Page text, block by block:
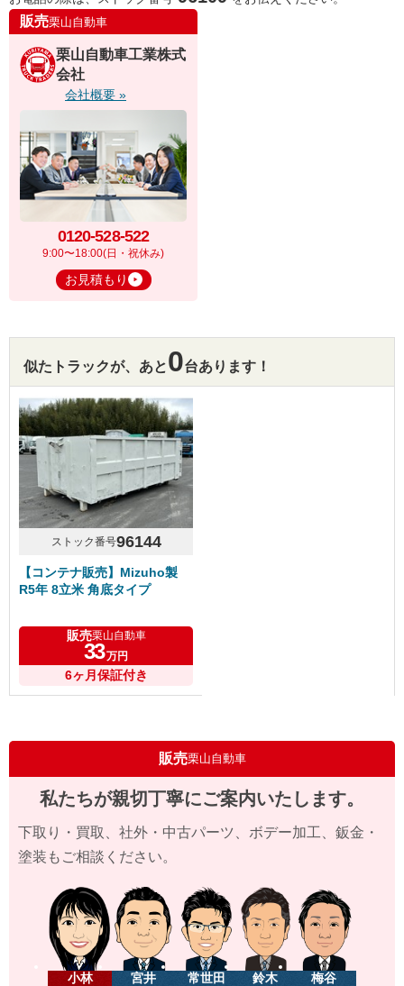
販売栗山自動車
栗山自動車工業株式
会社
会社概要 »
0120-528-522
9:00〜18:00(日・祝休み)
お見積もり
似たトラックが、あと0台あります！
ストック番号96144
【コンテナ販売】Mizuho製
R5年 8立米 角底タイプ
販売栗山自動車
33万円
6ヶ月保証付き
販売栗山自動車
私たちが親切丁寧にご案内いたします。
下取り・買取、社外・中古パーツ、ボデー加工、鈑金・
塗装もご相談ください。
小林 宮井 常世田 鈴木 梅谷